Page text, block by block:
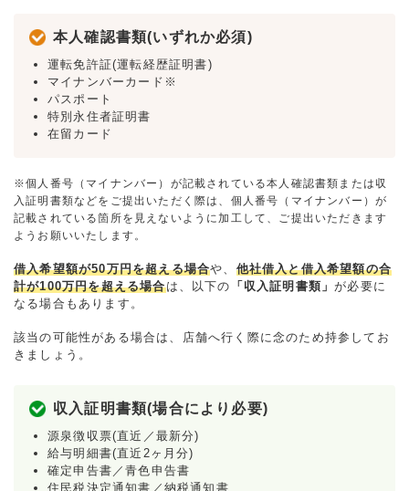
本人確認書類(いずれか必須)
運転免許証(運転経歴証明書)
マイナンバーカード※
パスポート
特別永住者証明書
在留カード
※個人番号（マイナンバー）が記載されている本人確認書類または収
入証明書類などをご提出いただく際は、個人番号（マイナンバー）が
記載されている箇所を見えないように加工して、ご提出いただきます
ようお願いいたします。
借入希望額が50万円を超える場合や、 他社借入と借入希望額の合
計が100万円を超える場合は、以下の 「収入証明書類」が必要に
なる場合もあります。
該当の可能性がある場合は、店舗へ行く際に念のため持参してお
きましょう。
収入証明書類(場合により必要)
源泉徴収票(直近／最新分)
給与明細書(直近2ヶ月分)
確定申告書／青色申告書
住民税決定通知書／納税通知書